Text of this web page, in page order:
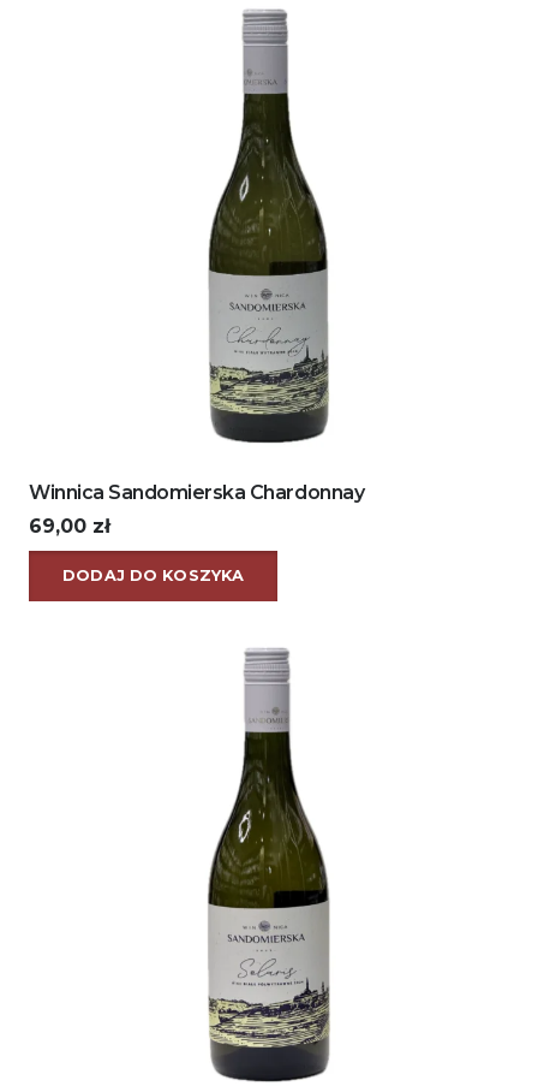
Winnica Sandomierska Chardonnay
69,00 zł
DODAJ DO KOSZYKA